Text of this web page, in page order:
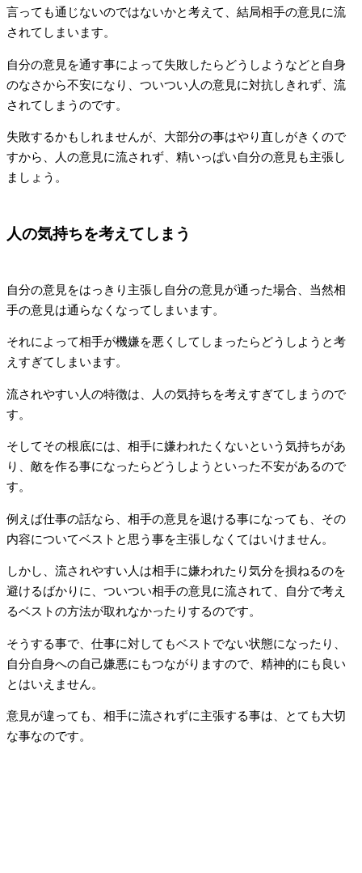
言っても通じないのではないかと考えて、結局相手の意見に流
されてしまいます。
自分の意見を通す事によって失敗したらどうしようなどと自身
のなさから不安になり、ついつい人の意見に対抗しきれず、流
されてしまうのです。
失敗するかもしれませんが、大部分の事はやり直しがきくので
すから、人の意見に流されず、精いっぱい自分の意見も主張し
ましょう。
人の気持ちを考えてしまう
自分の意見をはっきり主張し自分の意見が通った場合、当然相
手の意見は通らなくなってしまいます。
それによって相手が機嫌を悪くしてしまったらどうしようと考
えすぎてしまいます。
流されやすい人の特徴は、人の気持ちを考えすぎてしまうので
す。
そしてその根底には、相手に嫌われたくないという気持ちがあ
り、敵を作る事になったらどうしようといった不安があるので
す。
例えば仕事の話なら、相手の意見を退ける事になっても、その
内容についてベストと思う事を主張しなくてはいけません。
しかし、流されやすい人は相手に嫌われたり気分を損ねるのを
避けるばかりに、ついつい相手の意見に流されて、自分で考え
るベストの方法が取れなかったりするのです。
そうする事で、仕事に対してもベストでない状態になったり、
自分自身への自己嫌悪にもつながりますので、精神的にも良い
とはいえません。
意見が違っても、相手に流されずに主張する事は、とても大切
な事なのです。